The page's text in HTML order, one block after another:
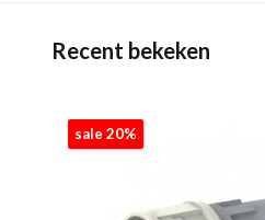
Recent bekeken
sale 20%